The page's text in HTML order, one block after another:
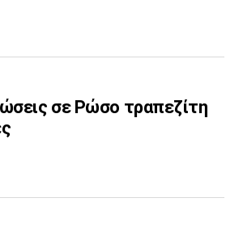
σε Ρώσο τραπεζίτη